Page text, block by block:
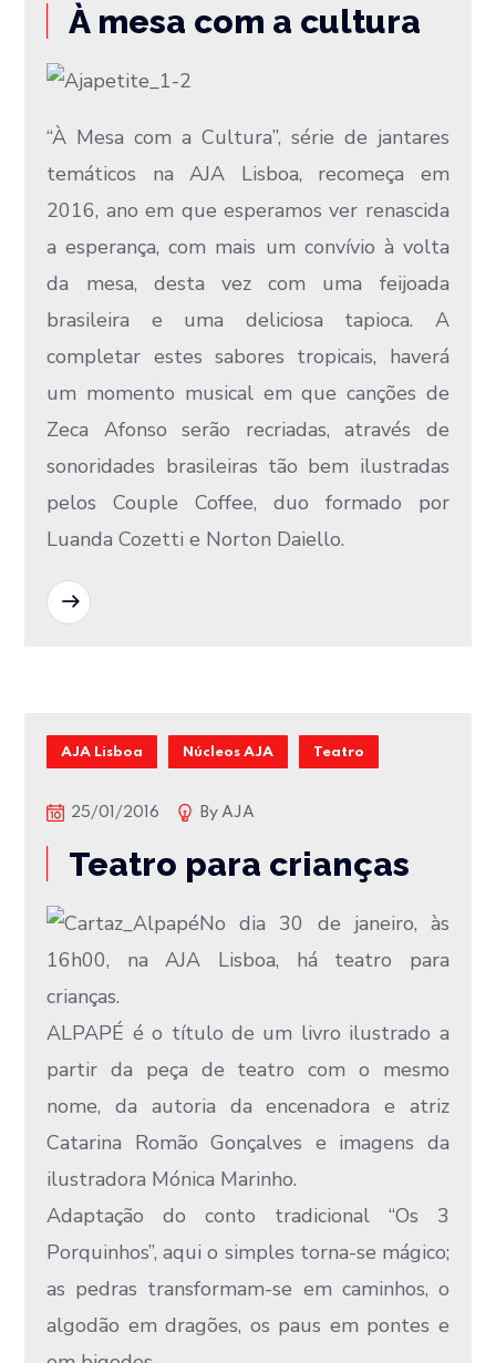
À mesa com a cultura
“À Mesa com a Cultura”, série de jantares
temáticos na AJA Lisboa, recomeça em
2016, ano em que esperamos ver renascida
a esperança, com mais um convívio à volta
da mesa, desta vez com uma feijoada
brasileira e uma deliciosa tapioca. A
completar estes sabores tropicais, haverá
um momento musical em que canções de
Zeca Afonso serão recriadas, através de
sonoridades brasileiras tão bem ilustradas
pelos Couple Coffee, duo formado por
Luanda Cozetti e Norton Daiello.
AJA Lisboa Núcleos AJA Teatro
25/01/2016 ByAJA
Teatro para crianças
No dia 30 de janeiro, às
16h00, na AJA Lisboa, há teatro para
crianças.
ALPAPÉ é o título de um livro ilustrado a
partir da peça de teatro com o mesmo
nome, da autoria da encenadora e atriz
Catarina Romão Gonçalves e imagens da
ilustradora Mónica Marinho.
Adaptação do conto tradicional “Os 3
Porquinhos”, aqui o simples torna-se mágico;
as pedras transformam-se em caminhos, o
algodão em dragões, os paus em pontes e